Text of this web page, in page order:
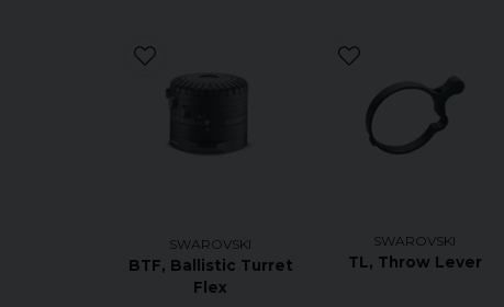
SWAROVSKI
BTF, Ballistic Turret
Flex
SWAROVSKI
TL, Throw Lever